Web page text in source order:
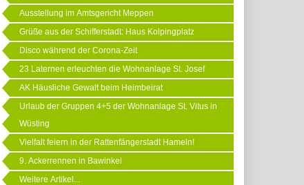
Ausstellung im Amtsgericht Meppen
Grüße aus der Schifferstadt: Haus Kolpingplatz
Disco während der Corona-Zeit
23 Laternen erleuchten die Wohnanlage St. Josef
AK Häusliche Gewalt beim Heimbeirat
Urlaub der Gruppen 4+5 der Wohnanlage St. Vitus in
Wüsting
Vielfalt feiern in der Rattenfängerstadt Hameln!
9. Ackerrennen in Bawinkel
Weitere Artikel...